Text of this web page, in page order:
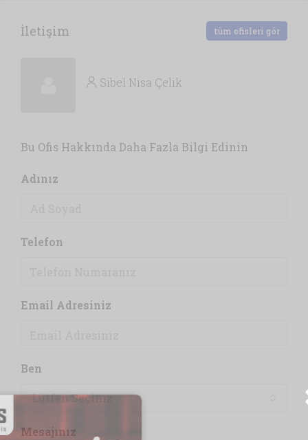
İletişim tüm ofisleri gör
Sibel Nisa Çelik
Bu Ofis Hakkında Daha Fazla Bilgi Edinin
Adınız
Telefon
Email Adresiniz
Ben
Lütfen Seçiniz
Mesajınız